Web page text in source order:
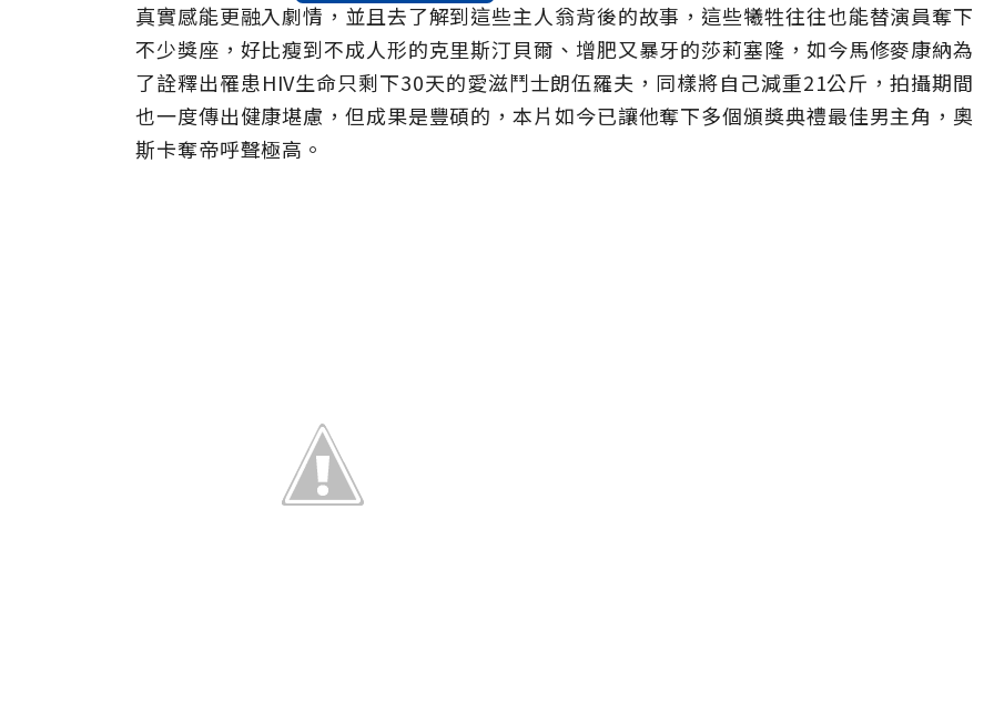
真實感能更融入劇情，並且去了解到這些主人翁背後的故事，這些犧牲往往也能替演員奪下
不少獎座，好比瘦到不成人形的克里斯汀貝爾、增肥又暴牙的莎莉塞隆，如今馬修麥康納為
了詮釋出罹患HIV生命只剩下30天的愛滋鬥士朗伍羅夫，同樣將自己減重21公斤，拍攝期間
也一度傳出健康堪慮，但成果是豐碩的，本片如今已讓他奪下多個頒獎典禮最佳男主角，奧
斯卡奪帝呼聲極高。